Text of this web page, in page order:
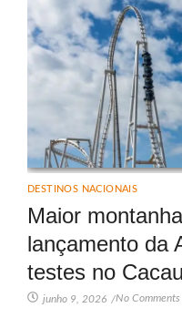
DESTINOS NACIONAIS
Maior
lançamento da
testes no
junho 9, 2026 /No Comments